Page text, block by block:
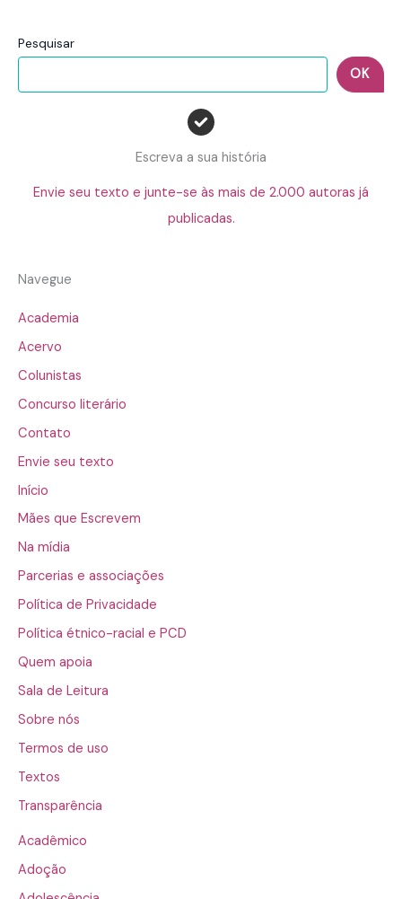
Pesquisar
OK
Escreva a sua história
Envie seu texto e junte-se às mais de 2.000 autoras já
publicadas.
Navegue
Academia
Acervo
Colunistas
Concurso literário
Contato
Envie seu texto
Início
Mães que Escrevem
Na mídia
Parcerias e associações
Política de Privacidade
Política étnico-racial e PCD
Quem apoia
Sala de Leitura
Sobre nós
Termos de uso
Textos
Transparência
Acadêmico
Adoção